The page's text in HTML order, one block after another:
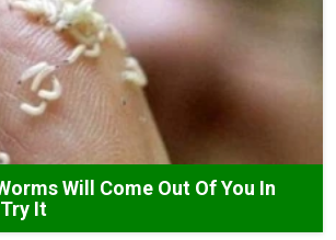
Will Come Out Of You In
It